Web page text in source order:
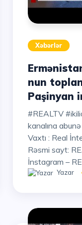
Xəbərlər
Ermənistanın ikili oyunu. NATO-
nun
Paşinyan
#REALTV
kanalına
Vaxtı : Real
Rəsmi sayt:
İnstagram –
Yazar